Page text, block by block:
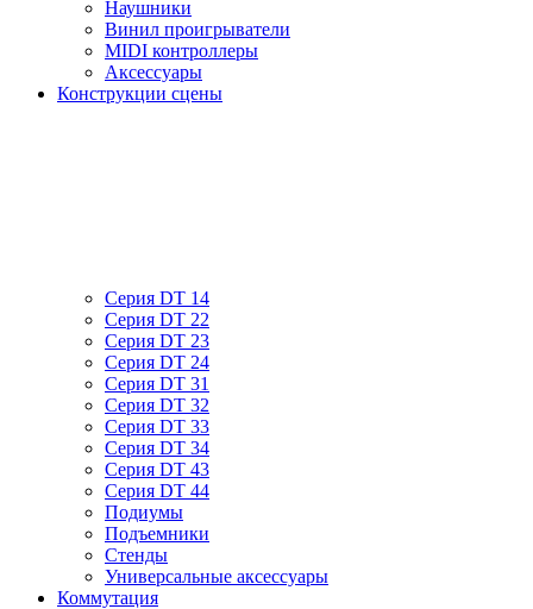
Наушники
Винил проигрыватели
MIDI контроллеры
Аксессуары
Конструкции сцены
Серия DT 14
Серия DT 22
Серия DT 23
Серия DT 24
Серия DT 31
Серия DT 32
Серия DT 33
Серия DT 34
Серия DT 43
Серия DT 44
Подиумы
Подъемники
Стенды
Универсальные аксессуары
Коммутация